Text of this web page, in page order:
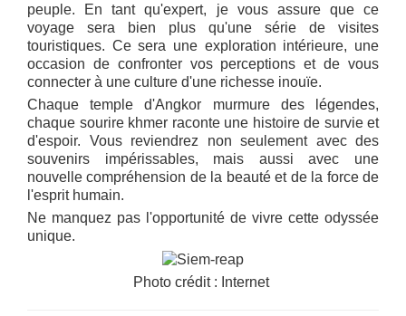
peuple. En tant qu'expert, je vous assure que ce
voyage sera bien plus qu'une série de visites
touristiques. Ce sera une exploration intérieure, une
occasion de confronter vos perceptions et de vous
connecter à une culture d'une richesse inouïe.
Chaque temple d'Angkor murmure des légendes,
chaque sourire khmer raconte une histoire de survie et
d'espoir. Vous reviendrez non seulement avec des
souvenirs impérissables, mais aussi avec une
nouvelle compréhension de la beauté et de la force de
l'esprit humain.
Ne manquez pas l'opportunité de vivre cette odyssée
unique.
Photo crédit : Internet